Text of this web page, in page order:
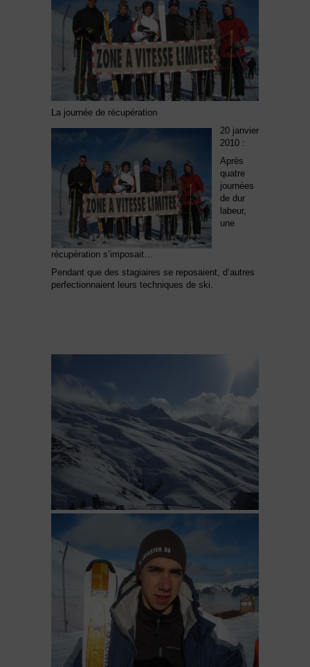
La journée de récupération
20 janvier
2010 :
Après
quatre
journées
de dur
labeur,
une
récupération s’imposait…
Pendant que des stagiaires se reposaient, d’autres
perfectionnaient leurs techniques de ski.